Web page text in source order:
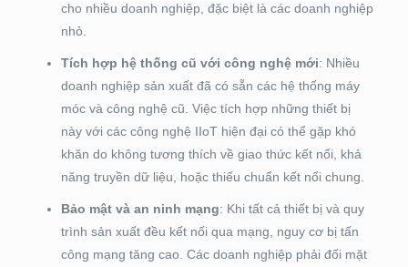
cho nhiều doanh nghiệp, đặc biệt là các doanh nghiệp
nhỏ.
Tích hợp hệ thống cũ với công nghệ mới: Nhiều
doanh nghiệp sản xuất đã có sẵn các hệ thống máy
móc và công nghệ cũ. Việc tích hợp những thiết bị
này với các công nghệ IIoT hiện đại có thể gặp khó
khăn do không tương thích về giao thức kết nối, khả
năng truyền dữ liệu, hoặc thiếu chuẩn kết nối chung.
Bảo mật và an ninh mạng: Khi tất cả thiết bị và quy
trình sản xuất đều kết nối qua mạng, nguy cơ bị tấn
công mạng tăng cao. Các doanh nghiệp phải đối mặt